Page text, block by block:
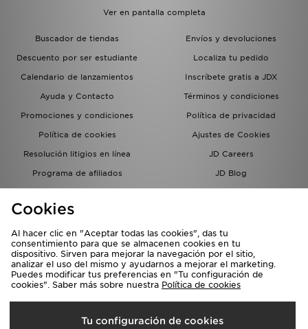
Ver en pantalla completa
Buscador de tiendas
Envíos y devoluciones
Descuento por ser estudiante
Localiza tu pedido
Calendario de lanzamientos
Inscríbete gratis a JDX
Ayuda y Contacto
Términos y condiciones
Promociones y condiciones
Política de privacidad
Política de cookies
Ajustes de Cookies
Resolución litigios en línea
JD Careers
Programa de afiliados
JD Blog
del grupo JD - Whistleblowing
Selecciona País
España
Cookies
Al hacer clic en "Aceptar todas las cookies", das tu
consentimiento para que se almacenen cookies en tu
dispositivo. Sirven para mejorar la navegación por el sitio,
analizar el uso del mismo y ayudarnos a mejorar el marketing.
Puedes modificar tus preferencias en "Tu configuración de
cookies". Saber más sobre nuestra Política de cookies
Tu configuración de cookies